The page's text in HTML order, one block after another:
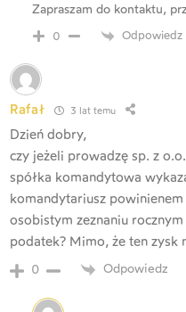
Zapraszam do kontaktu,
0 Odpowiedz
Rafał 3 lat temu
Dzień dobry,
czy jeżeli prowadzę sp. z
spółka komandytowa
komandytariusz
osobistym zeznaniu
podatek? Mimo, że ten zysk
0 Odpowiedz